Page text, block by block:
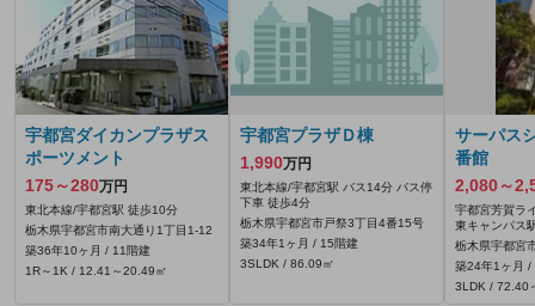
宇都宮ダイカンプラザス
ポーツメント
175～280万円
東北本線/宇都宮駅 徒歩10分
栃木県宇都宮市南大通り1丁目1-12
築36年10ヶ月 / 11階建
1R～1K / 12.41～20.49㎡
宇都宮プラザＤ棟
1,990万円
東北本線/宇都宮駅 バス14分 バス停
下車 徒歩4分
栃木県宇都宮市戸祭3丁目4番15号
築34年1ヶ月 / 15階建
3SLDK / 86.09㎡
サーパス
番館
2,080～
宇都宮芳賀ラ
東キャンパス
栃木県宇都宮
築24年1ヶ月 /
3LDK / 72.40